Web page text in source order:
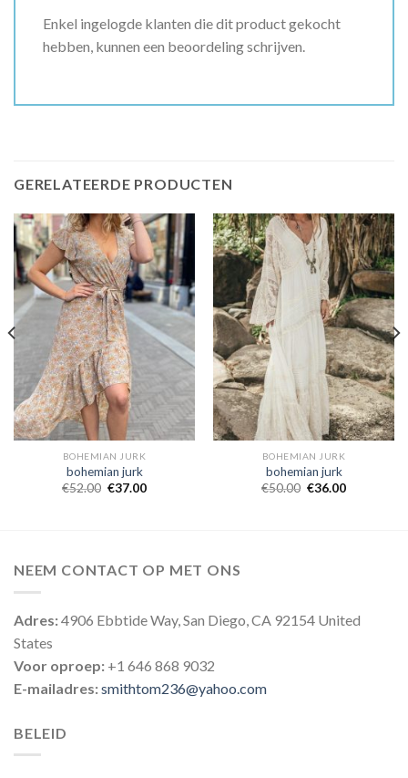
Enkel ingelogde klanten die dit product gekocht
hebben, kunnen een beoordeling schrijven.
GERELATEERDE PRODUCTEN
BOHEMIAN JURK
bohemian jurk
€52.00 €37.00
BOHEMIAN JURK
bohemian jurk
€50.00 €36.00
NEEM CONTACT OP MET ONS
Adres:4906 Ebbtide Way, San Diego, CA 92154 United
States
Voor oproep: +1 646 868 9032
E-mailadres:smithtom236@yahoo.com
BELEID